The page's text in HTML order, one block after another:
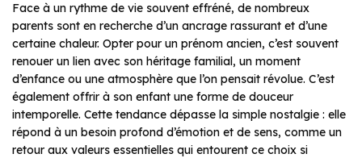
Face à un rythme de vie souvent effréné, de nombreux
parents sont en recherche d’un ancrage rassurant et d’une
certaine chaleur. Opter pour un prénom ancien, c’est souvent
renouer un lien avec son héritage familial, un moment
d’enfance ou une atmosphère que l’on pensait révolue. C’est
également offrir à son enfant une forme de douceur
intemporelle. Cette tendance dépasse la simple nostalgie : elle
répond à un besoin profond d’émotion et de sens, comme un
retour aux valeurs essentielles qui entourent ce choix si